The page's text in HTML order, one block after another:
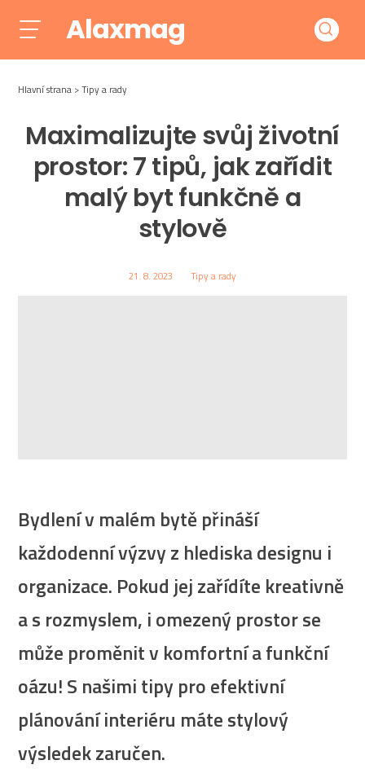
Alaxmag
Hlavní strana Tipy a rady
Maximalizujte svůj životní
prostor: 7 tipů, jak zařídit
malý byt funkčně a
stylově
21. 8. 2023 Tipy a rady
Bydlení v malém bytě přináší
každodenní výzvy z hlediska designu i
organizace. Pokud jej zařídíte kreativně
a s rozmyslem, i omezený prostor se
může proměnit v komfortní a funkční
oázu! S našimi tipy pro efektivní
plánování interiéru máte stylový
výsledek zaručen.